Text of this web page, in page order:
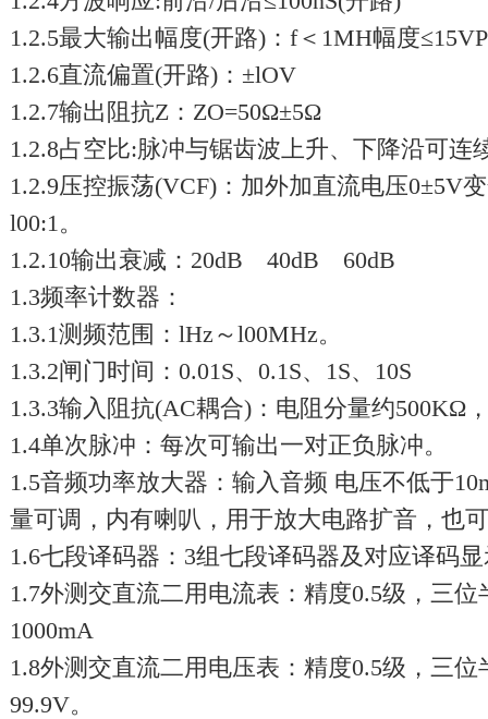
1.2.5最大输出幅度(开路)：f＜1MH幅度
1.2.6直流偏置(开路)：±lOV
1.2.7输出阻抗Z：ZO=50Ω±5Ω
1.2.8占空比:脉冲与锯齿波上升、下降沿可连
1.2.9压控振荡(VCF)：加外加直流电压0±5V
l00:1。
1.2.10输出衰减：20dB 40dB 60dB
1.3频率计数器：
1.3.1测频范围：lHz～l00MHz。
1.3.2闸门时间：0.01S、0.1S、1S、10S
1.3.3输入阻抗(AC耦合)：电阻分量约500KΩ
1.4单次脉冲：每次可输出一对正负脉冲。
1.5音频功率放大器：输入音频 电压不低于
量可调，内有喇叭，用于放大电路扩音，也
1.6七段译码器：3组七段译码器及对应译码
1.7外测交直流二用电流表：精度0.5级，三
1000mA
1.8外测交直流二用电压表：精度0.5级，三
99.9V。